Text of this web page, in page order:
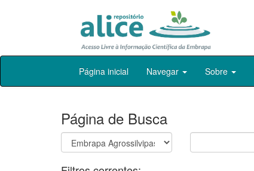
Skip
Página inicial Navegar Sobre
Página de Busca